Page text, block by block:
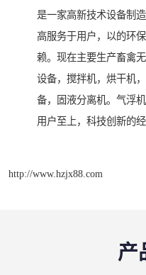
是一家高新技术设备制
高服务于用户，以的环
赖。现在主要生产畜禽
设备，搅拌机，烘干机
备，固液分离机。气浮
用户至上，科技创新的经
http://www.hzjx88.com
产